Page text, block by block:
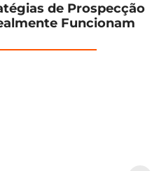
de Prospecção
Funcionam